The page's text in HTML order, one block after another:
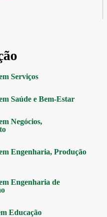
Serviços
Saúde e Bem-Estar
Negócios,
Engenharia, Produção
Engenharia de
Educação